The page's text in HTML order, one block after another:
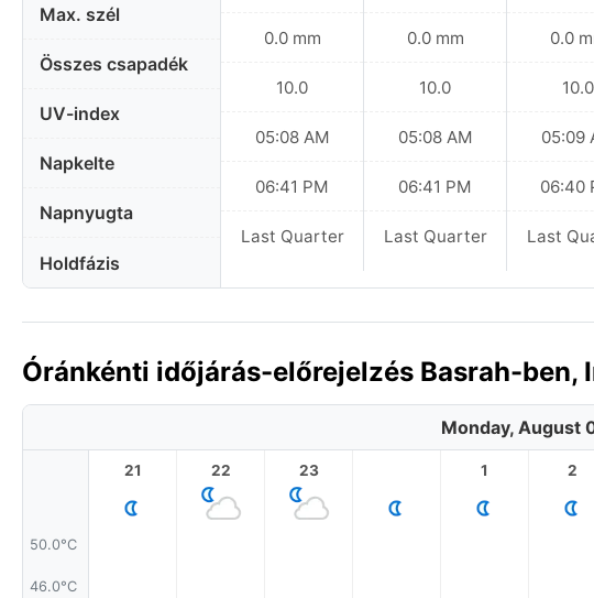
Max. szél
Összes csapadék
UV-index
Napkelte
Napnyugta
Holdfázis
0.0 mm
10.0
05:08 AM
06:41 PM
Last Quarter
0.0 mm
10.0
05:08 AM
06:41 PM
Last Quarter
0.0
10.0
05:09
06:40
Last
Óránkénti időjárás-előrejelzés Basrah-ben,
Monday, August
50.0°C
46.0°C
21 22 23 1 2